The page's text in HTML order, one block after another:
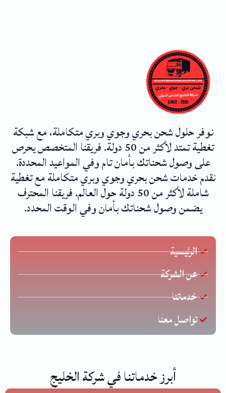
نوفر حلول شحن بحري وجوي وبري متكاملة، مع شبكة
تغطية تمتد لأكثر من 50 دولة. فريقنا المتخصص يحرص
على وصول شحناتك بأمان تام وفي المواعيد المحددة.
نقدم خدمات شحن بحري وجوي وبري متكاملة مع تغطية
شاملة لأكثر من 50 دولة حول العالم. فريقنا المحترف
يضمن وصول شحناتك بأمان وفي الوقت المحدد.
الرئيسية
عن الشركة
خدماتنا
تواصل معنا
أبرز خدماتنا في شركة الخليج